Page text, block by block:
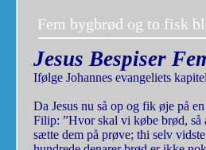
Fem bygbrød og to fisk
Jesus Bespiser
Ifølge Johannes evangeliets
Da Jesus nu så op og fik øje på
Filip: ”Hvor skal vi købe brød, så
sætte dem på prøve; thi selv